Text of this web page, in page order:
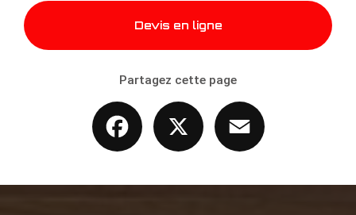
Devis en ligne
Partagez cette page
Facebook